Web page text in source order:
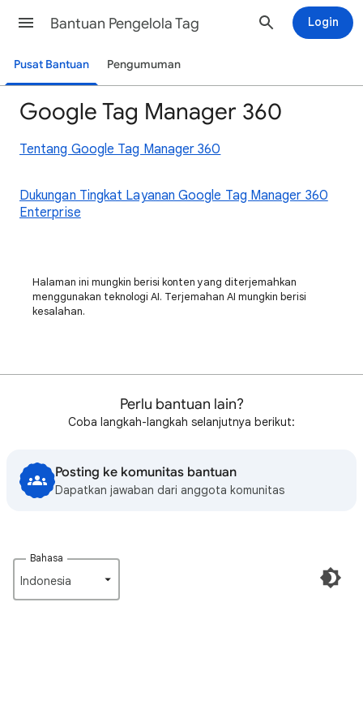
Bantuan Pengelola Tag Login
Pusat Bantuan Pengumuman
Google Tag Manager 360
Tentang Google Tag Manager 360
Dukungan Tingkat Layanan Google Tag Manager 360
Enterprise
Halaman ini mungkin berisi konten yang diterjemahkan
menggunakan teknologi AI. Terjemahan AI mungkin berisi
kesalahan.
Perlu bantuan lain?
Coba langkah-langkah selanjutnya berikut:
Posting ke komunitas bantuan
Dapatkan jawaban dari anggota komunitas
Bahasa
Indonesia‎